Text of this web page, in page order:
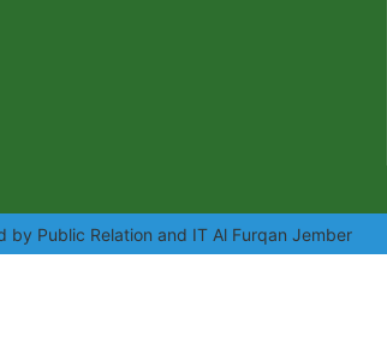
Public Relation and IT Al Furqan Jember